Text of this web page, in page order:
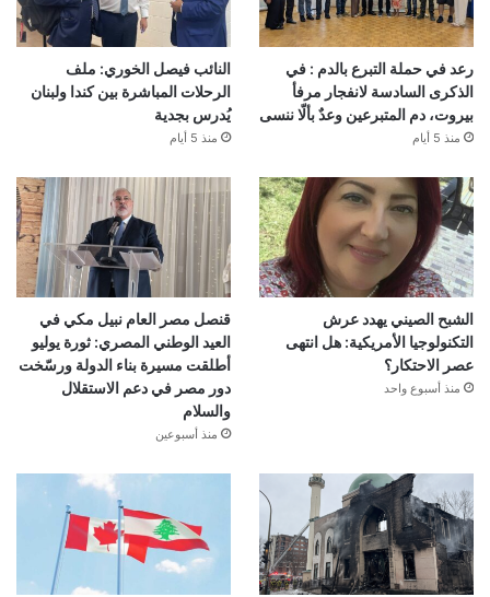
رعد في حملة التبرع بالدم : في
الذكرى السادسة لانفجار مرفأ
بيروت، دم المتبرعين وعدٌ بألّا ننسى
منذ 5 أيام
النائب فيصل الخوري: ملف
الرحلات المباشرة بين كندا ولبنان
يُدرس بجدية
منذ 5 أيام
الشبح الصيني يهدد عرش
التكنولوجيا الأمريكية: هل انتهى
عصر الاحتكار؟
منذ أسبوع واحد
قنصل مصر العام نبيل مكي في
العيد الوطني المصري: ثورة يوليو
أطلقت مسيرة بناء الدولة ورسّخت
دور مصر في دعم الاستقلال
والسلام
منذ أسبوعين